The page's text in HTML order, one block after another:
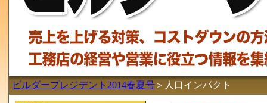
ビルダープレジデント2014春夏号 ＞人口インパクト